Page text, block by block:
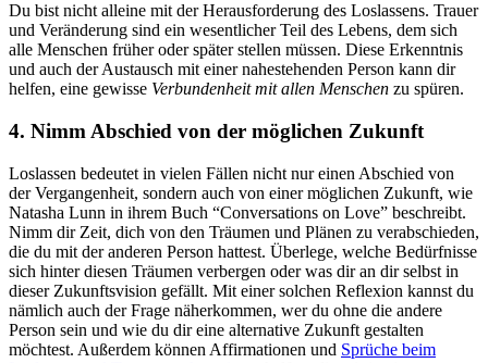
Du bist nicht alleine mit der Herausforderung des Loslassens. Trauer
und Veränderung sind ein wesentlicher Teil des Lebens, dem sich
alle Menschen früher oder später stellen müssen. Diese Erkenntnis
und auch der Austausch mit einer nahestehenden Person kann dir
helfen, eine gewisse Verbundenheit mit allen Menschen zu spüren.
4. Nimm Abschied von der möglichen Zukunft
Loslassen bedeutet in vielen Fällen nicht nur einen Abschied von
der Vergangenheit, sondern auch von einer möglichen Zukunft, wie
Natasha Lunn in ihrem Buch “Conversations on Love” beschreibt.
Nimm dir Zeit, dich von den Träumen und Plänen zu verabschieden,
die du mit der anderen Person hattest. Überlege, welche Bedürfnisse
sich hinter diesen Träumen verbergen oder was dir an dir selbst in
dieser Zukunftsvision gefällt. Mit einer solchen Reflexion kannst du
nämlich auch der Frage näherkommen, wer du ohne die andere
Person sein und wie du dir eine alternative Zukunft gestalten
möchtest. Außerdem können Affirmationen und Sprüche beim